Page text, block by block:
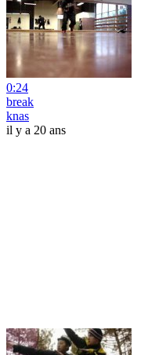
0:24
break
knas
il y a 20 ans